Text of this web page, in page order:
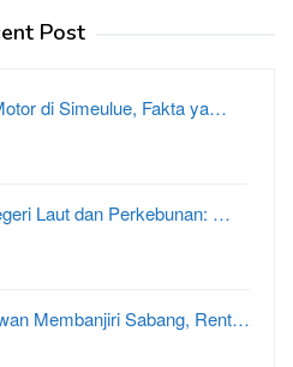
Post
di Simeulue, Fakta ya…
Laut dan Perkebunan: …
Membanjiri Sabang, Rent…